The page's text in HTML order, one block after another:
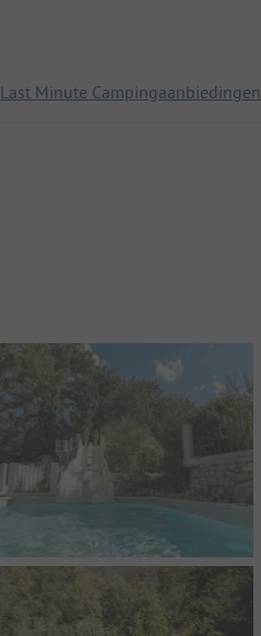
Last Minute Campingaanbiedingen